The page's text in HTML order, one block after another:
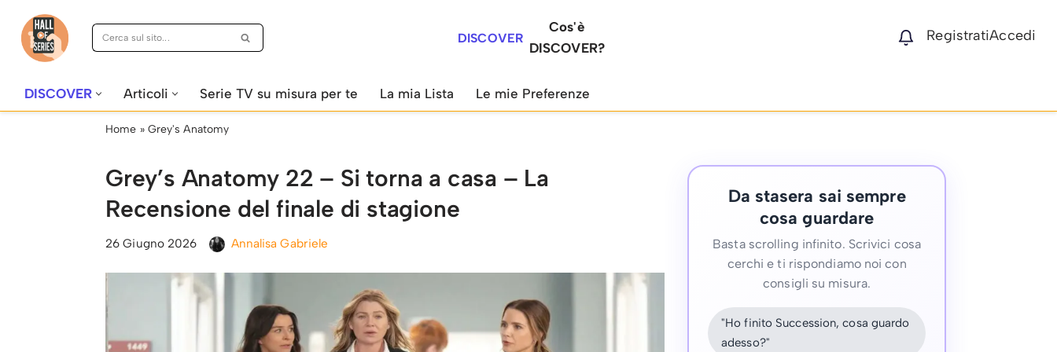
Vai
DISCOVER
Cos'è
DISCOVER?
RegistratiAccedi
DISCOVER Articoli Serie TV su misura per te La mia Lista Le mie Preferenze
Home » Grey's Anatomy
Grey’s Anatomy 22 – Si torna a casa – La
Recensione del finale di stagione
26 Giugno 2026 Annalisa Gabriele
Da stasera sai sempre
cosa guardare
Basta scrolling infinito. Scrivici cosa
cerchi e ti rispondiamo noi con
consigli su misura.
"Ho finito Succession, cosa guardo
adesso?"